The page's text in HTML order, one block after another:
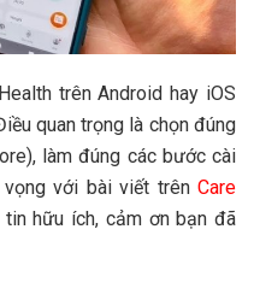
trên Android hay iOS
quan trọng là chọn đúng
làm đúng các bước cài
với bài viết trênCare
hữu ích, cảm ơn bạn đã